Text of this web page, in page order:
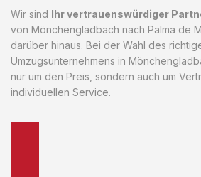
Wir sind Ihr vertrauenswürdiger
von Mönchengladbach nach Palma de
darüber hinaus. Bei der Wahl des
Umzugsunternehmens in
nur um den Preis, sondern auch um
individuellen Service.